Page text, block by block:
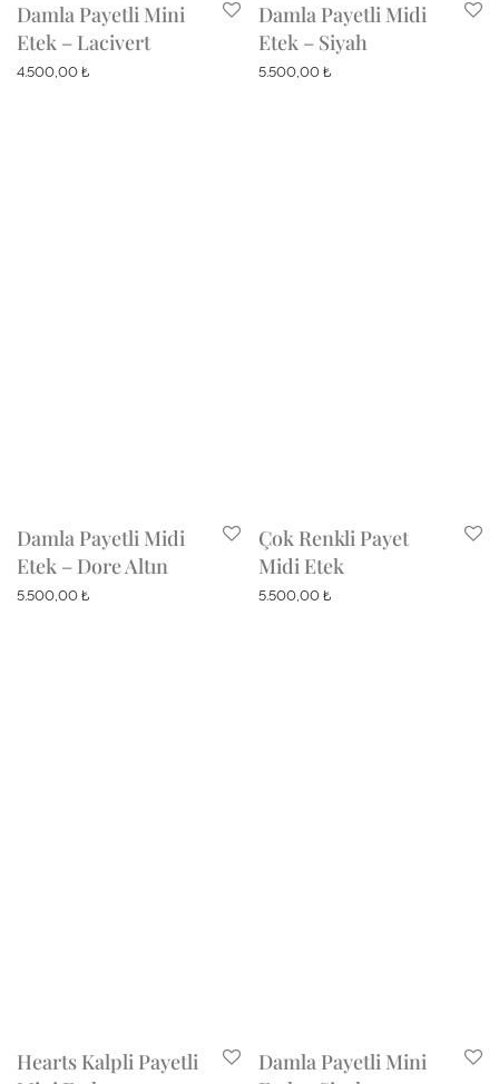
Damla Payetli Mini
Etek – Lacivert
4.500,00 ₺
Damla Payetli Midi
Etek – Siyah
5.500,00 ₺
Damla Payetli Midi
Etek – Dore Altın
5.500,00 ₺
Çok Renkli Payet
Midi Etek
5.500,00 ₺
Hearts Kalpli Payetli
Damla Payetli Mini